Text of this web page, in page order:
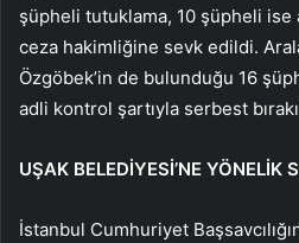
şüpheli tutuklama, 10 şüpheli
ceza hakimliğine sevk edildi.
Özgöbek’in de bulunduğu 16
adli kontrol şartıyla serbest
UŞAK BELEDİYESİ’NE YÖNELİK
İstanbul Cumhuriyet